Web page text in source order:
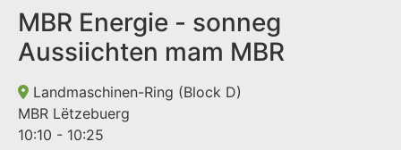
MBR Energie - sonneg
Aussiichten mam MBR
Landmaschinen-Ring (Block D)
MBR Lëtzebuerg
10:10 - 10:25